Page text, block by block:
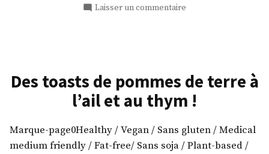
Laisser un commentaire
épinards
!
Des toasts de pommes de terre à
l’ail et au thym !
Marque-page0Healthy / Vegan / Sans gluten / Medical
medium friendly / Fat-free/ Sans soja / Plant-based /